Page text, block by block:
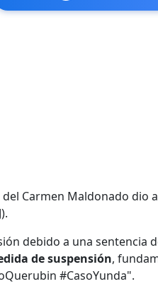
Carmen Maldonado dio
debido a una sentencia
de suspensión,
#CasoYunda".